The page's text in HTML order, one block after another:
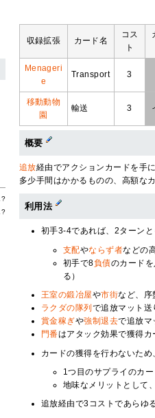
収録拡張 カード名
コス
ト
Menageri
e
Transport 3
移動動物
園
輸送 3
概要
追放経由でアクションカードを手
多少手間はかかるものの、高額な
利用法
初手3-4であれば、2ターン
支配やならず者などの
初手で8負債のカード
る）
王室の鍛冶屋や市街など、序
ラクダの隊列 で追放マット送
賞金稼ぎや強制退去で追放マ
門番はアタック効果で獲得
カードの獲得を行わないた
1つ目のサプライのカ
地味なメリットとして
追放経由で3コストであらゆ
?
?